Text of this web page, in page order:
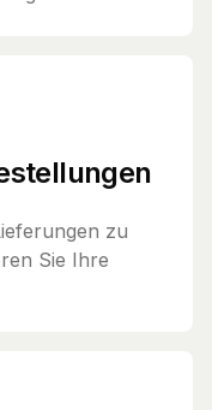
zu
Sie Ihre